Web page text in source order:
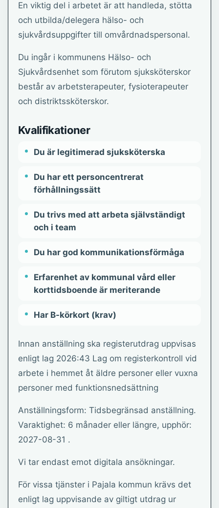
En viktig del i arbetet är att handleda, stötta
och utbilda/delegera hälso- och
sjukvårdsuppgifter till omvårdnadspersonal.
Du ingår i kommunens Hälso- och
Sjukvårdsenhet som förutom sjuksköterskor
består av arbetsterapeuter, fysioterapeuter
och distriktssköterskor.
Kvalifikationer
Du är legitimerad sjuksköterska
Du har ett personcentrerat
förhållningssätt
Du trivs med att arbeta självständigt
och i team
Du har god kommunikationsförmåga
Erfarenhet av kommunal vård eller
korttidsboende är meriterande
Har B-körkort (krav)
Innan anställning ska registerutdrag uppvisas
enligt lag 2026:43 Lag om registerkontroll vid
arbete i hemmet åt äldre personer eller vuxna
personer med funktionsnedsättning
Anställningsform: Tidsbegränsad anställning.
Varaktighet: 6 månader eller längre, upphör:
2027-08-31 .
Vi tar endast emot digitala ansökningar.
För vissa tjänster i Pajala kommun krävs det
enligt lag uppvisande av giltigt utdrag ur